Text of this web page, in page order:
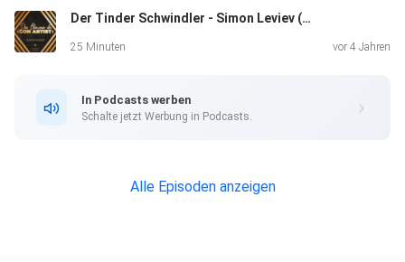
Der Tinder Schwindler - Simon Leviev (Shimon Hayut) - Teil 1 (Psychologische Analyse)
25 Minuten vor 4 Jahren
In Podcasts werben
Schalte jetzt Werbung in Podcasts.
Alle Episoden anzeigen